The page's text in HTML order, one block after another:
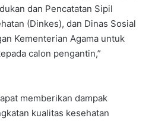
dan Pencatatan Sipil
(Dinkes), dan Dinas Sosial
Kementerian Agama untuk
calon pengantin,”
memberikan dampak
kualitas kesehatan